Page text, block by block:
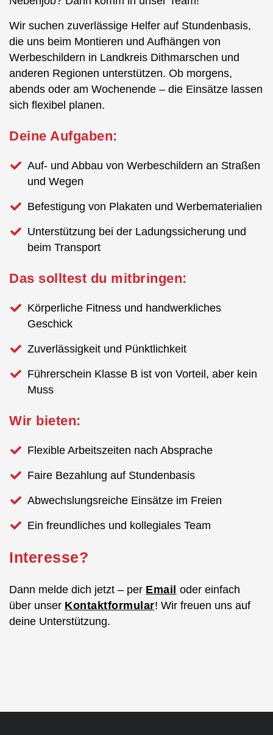
Wir suchen zuverlässige Helfer auf Stundenbasis,
die uns beim Montieren und Aufhängen von
Werbeschildern in Landkreis Dithmarschen und
anderen Regionen unterstützen. Ob morgens,
abends oder am Wochenende – die Einsätze lassen
sich flexibel planen.
Deine Aufgaben:
Auf- und Abbau von Werbeschildern an Straßen
und Wegen
Befestigung von Plakaten und Werbematerialien
Unterstützung bei der Ladungssicherung und
beim Transport
Das solltest du mitbringen:
Körperliche Fitness und handwerkliches
Geschick
Zuverlässigkeit und Pünktlichkeit
Führerschein Klasse B ist von Vorteil, aber kein
Muss
Wir bieten:
Flexible Arbeitszeiten nach Absprache
Faire Bezahlung auf Stundenbasis
Abwechslungsreiche Einsätze im Freien
Ein freundliches und kollegiales Team
Interesse?
Dann melde dich jetzt – per Email oder einfach
über unser Kontaktformular! Wir freuen uns auf
deine Unterstützung.